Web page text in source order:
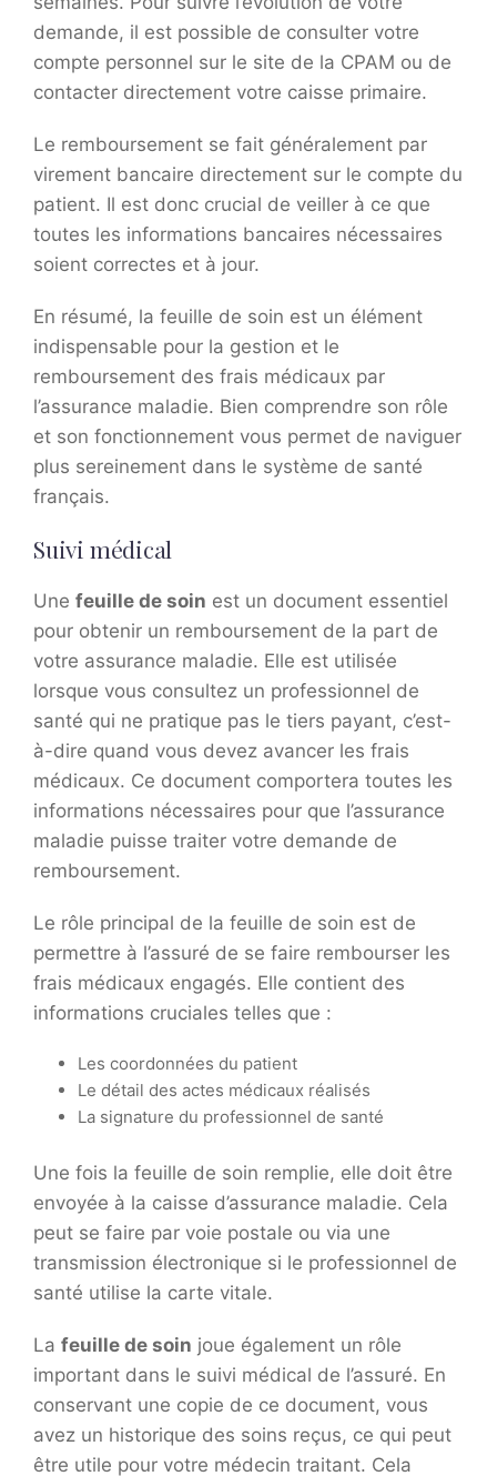
demande, il est possible de consulter votre
compte personnel sur le site de la CPAM ou de
contacter directement votre caisse primaire.
Le remboursement se fait généralement par
virement bancaire directement sur le compte du
patient. Il est donc crucial de veiller à ce que
toutes les informations bancaires nécessaires
soient correctes et à jour.
En résumé, la feuille de soin est un élément
indispensable pour la gestion et le
remboursement des frais médicaux par
l’assurance maladie. Bien comprendre son rôle
et son fonctionnement vous permet de naviguer
plus sereinement dans le système de santé
français.
Suivi médical
Une feuille de soin est un document essentiel
pour obtenir un remboursement de la part de
votre assurance maladie. Elle est utilisée
lorsque vous consultez un professionnel de
santé qui ne pratique pas le tiers payant, c’est-
à-dire quand vous devez avancer les frais
médicaux. Ce document comportera toutes les
informations nécessaires pour que l’assurance
maladie puisse traiter votre demande de
remboursement.
Le rôle principal de la feuille de soin est de
permettre à l’assuré de se faire rembourser les
frais médicaux engagés. Elle contient des
informations cruciales telles que :
Les coordonnées du patient
Le détail des actes médicaux réalisés
La signature du professionnel de santé
Une fois la feuille de soin remplie, elle doit être
envoyée à la caisse d’assurance maladie. Cela
peut se faire par voie postale ou via une
transmission électronique si le professionnel de
santé utilise la carte vitale.
La feuille de soin joue également un rôle
important dans le suivi médical de l’assuré. En
conservant une copie de ce document, vous
avez un historique des soins reçus, ce qui peut
être utile pour votre médecin traitant. Cela